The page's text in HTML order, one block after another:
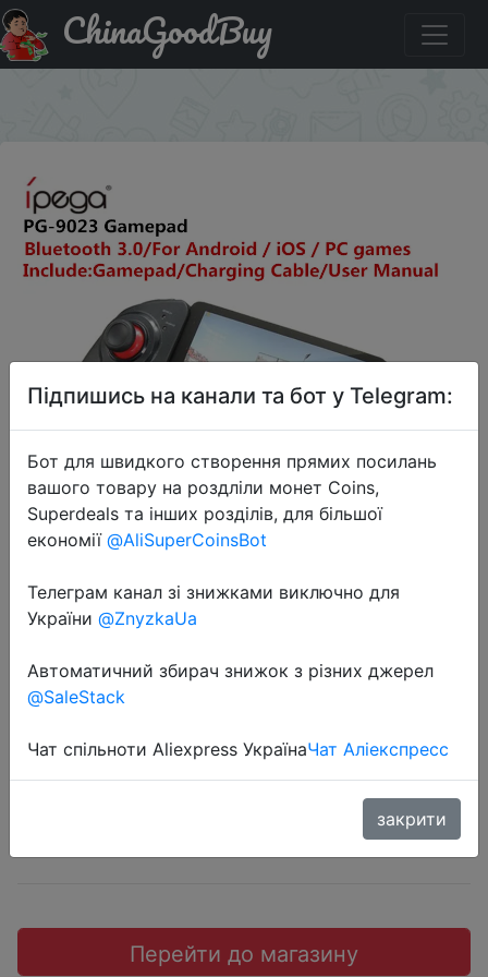
Акція на IPega PG-9023 9023 беспроводной игровой
контролле.ChinaGoodBuy
2018-12-14
беспроводной игровой контролле.
$21.86
Перейти до магазину
Підпишись на канали та бот у Telegram:
Бот для швидкого створення прямих посилань
вашого товару на роздліли монет Coins,
Superdeals та інших розділів, для більшої
економії @AliSuperCoinsBot
Телеграм канал зі знижками виключно для
України @ZnyzkaUa
Автоматичний збирач знижок з різних джерел
@SaleStack
Чат спільноти Aliexpress УкраїнаЧат Аліекспресс
закрити